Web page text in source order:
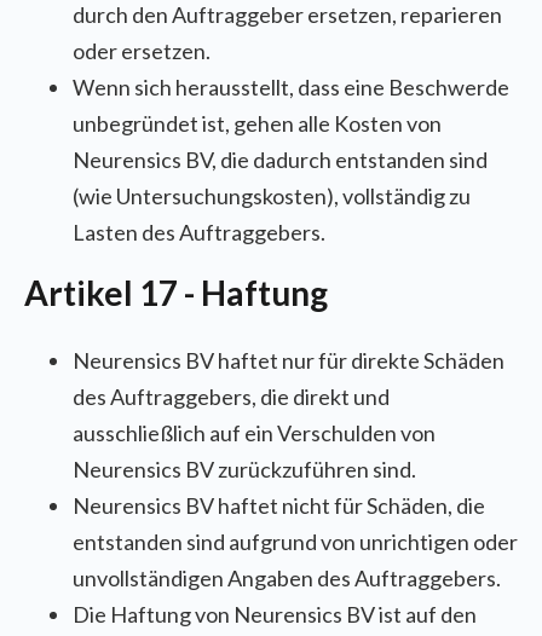
durch den Auftraggeber ersetzen, reparieren
oder ersetzen.
Wenn sich herausstellt, dass eine Beschwerde
unbegründet ist, gehen alle Kosten von
Neurensics BV, die dadurch entstanden sind
(wie Untersuchungskosten), vollständig zu
Lasten des Auftraggebers.
Artikel 17 - Haftung
Neurensics BV haftet nur für direkte Schäden
des Auftraggebers, die direkt und
ausschließlich auf ein Verschulden von
Neurensics BV zurückzuführen sind.
Neurensics BV haftet nicht für Schäden, die
entstanden sind aufgrund von unrichtigen oder
unvollständigen Angaben des Auftraggebers.
Die Haftung von Neurensics BV ist auf den